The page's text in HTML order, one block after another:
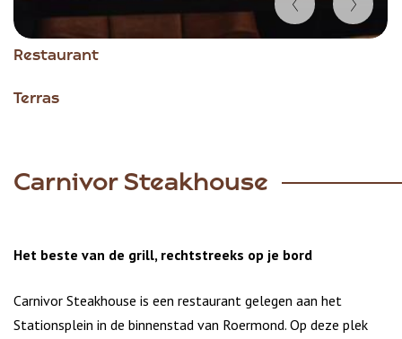
Restaurant
Terras
Item
of
Carnivor Steakhouse
Het beste van de grill, rechtstreeks op je bord
Carnivor Steakhouse is een restaurant gelegen aan het
Stationsplein in de binnenstad van Roermond. Op deze plek